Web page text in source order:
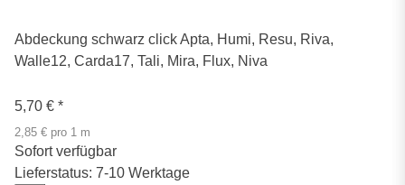
Abdeckung schwarz click Apta, Humi, Resu, Riva,
Walle12, Carda17, Tali, Mira, Flux, Niva
5,70 € *
2,85 € pro 1 m
Sofort verfügbar
Lieferstatus: 7-10 Werktage